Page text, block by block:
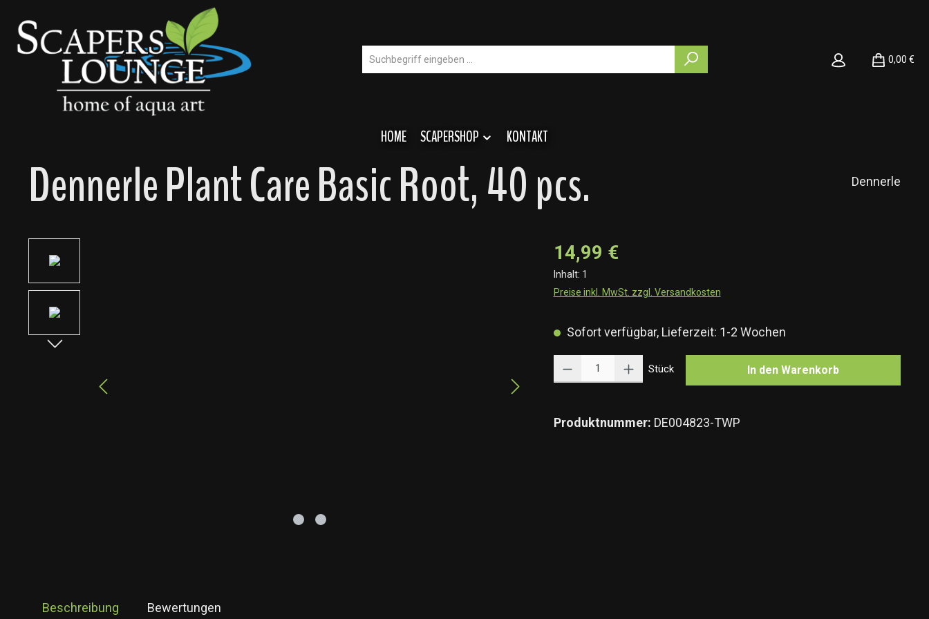
Zur Hauptnavigation springen
0,00 €
HOME SCAPERSHOP KONTAKT
Dennerle Plant Care Basic Root, 40 pcs. Dennerle
14,99 €
Inhalt: 1
Preise inkl. MwSt. zzgl. Versandkosten
Sofort verfügbar, Lieferzeit: 1-2 Wochen
Stück In den Warenkorb
Produktnummer: DE004823-TWP
Beschreibung Bewertungen